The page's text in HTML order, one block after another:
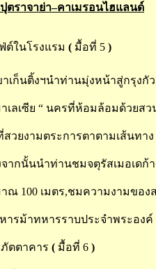
ตราจาย่า–คาเมรอนไฮแลนด์
ต์ในโรงแรม ( มื้อที่ 5 )
เก็นติ้งฯนำท่านมุ่งหน้าสู่กรุงกั
เลเซีย “ นครที่ห้อมล้อมด้วยสว
วยงามตระการตาตามเส้นทาง
กนั้นนำท่านชมจตุรัสเมอเดก้
ณ 100 เมตร,ชมความงามขอ
รม้าทหารราบประจำพระอง
ตตาคาร ( มื้อที่ 6 )